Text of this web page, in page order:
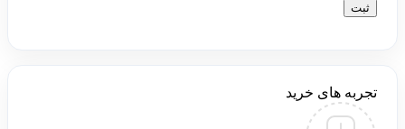
تجربه های خرید